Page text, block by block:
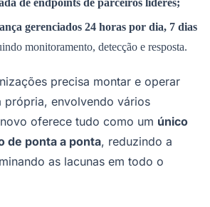
gerenciados 24 horas por dia, 7 dias
monitoramento, detecção e resposta.
precisa montar e operar
própria, envolvendo vários
oferece tudo como um único
de ponta a ponta, reduzindo a
as lacunas em todo o